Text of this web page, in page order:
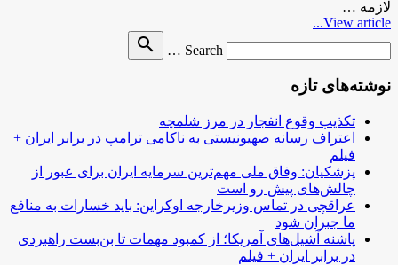
لازمه …
View article...
Search …
search
نوشته‌های تازه
تکذیب وقوع انفجار در مرز شلمچه
اعتراف رسانه صهیونیستی به ناکامی ترامپ در برابر ایران +
فیلم
پزشکیان: وفاق ملی مهم‌ترین سرمایه ایران برای عبور از
چالش‌های پیش رو است
عراقچی در تماس وزیرخارجه اوکراین: باید خسارات به منافع
ما جبران شود
پاشنه آشیل‌های آمریکا؛ از کمبود مهمات تا بن‌بست راهبردی
در برابر ایران + فیلم